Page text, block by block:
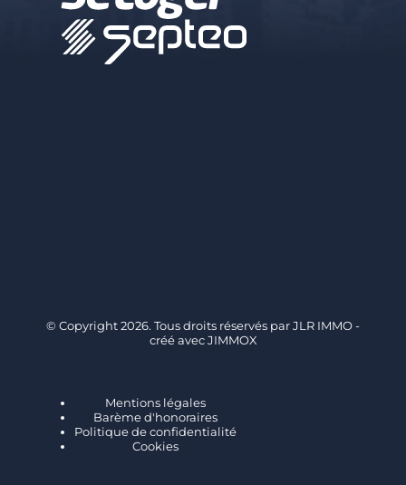
© Copyright 2026. Tous droits réservés parJLR IMMO-
créé avecJIMMOX
Mentions légales
Barème d'honoraires
Politique de confidentialité
Cookies